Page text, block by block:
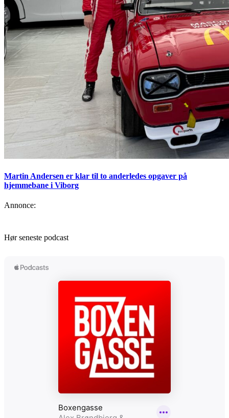
Martin Andersen er klar til to anderledes opgaver på
hjemmebane i Viborg
Annonce:
Hør seneste podcast